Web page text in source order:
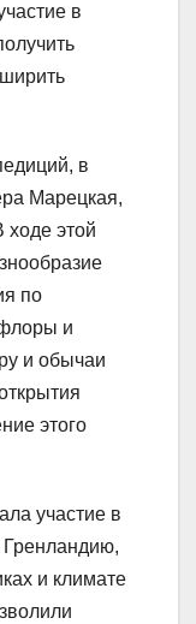
в
в
Марецкая,
ходе этой
по
и
и обычаи
этого
участие в
Гренландию,
и климате